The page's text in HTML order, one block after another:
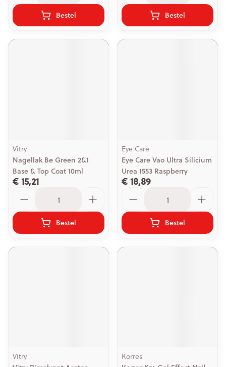
Bestel Bestel
Vitry
Nagellak Be Green 2&1
Base & Top Coat 10ml
€ 15,21
Bestel
Eye Care
Eye Care Vao Ultra Silicium
Urea 1553 Raspberry
€ 18,89
Bestel
Vitry Korres